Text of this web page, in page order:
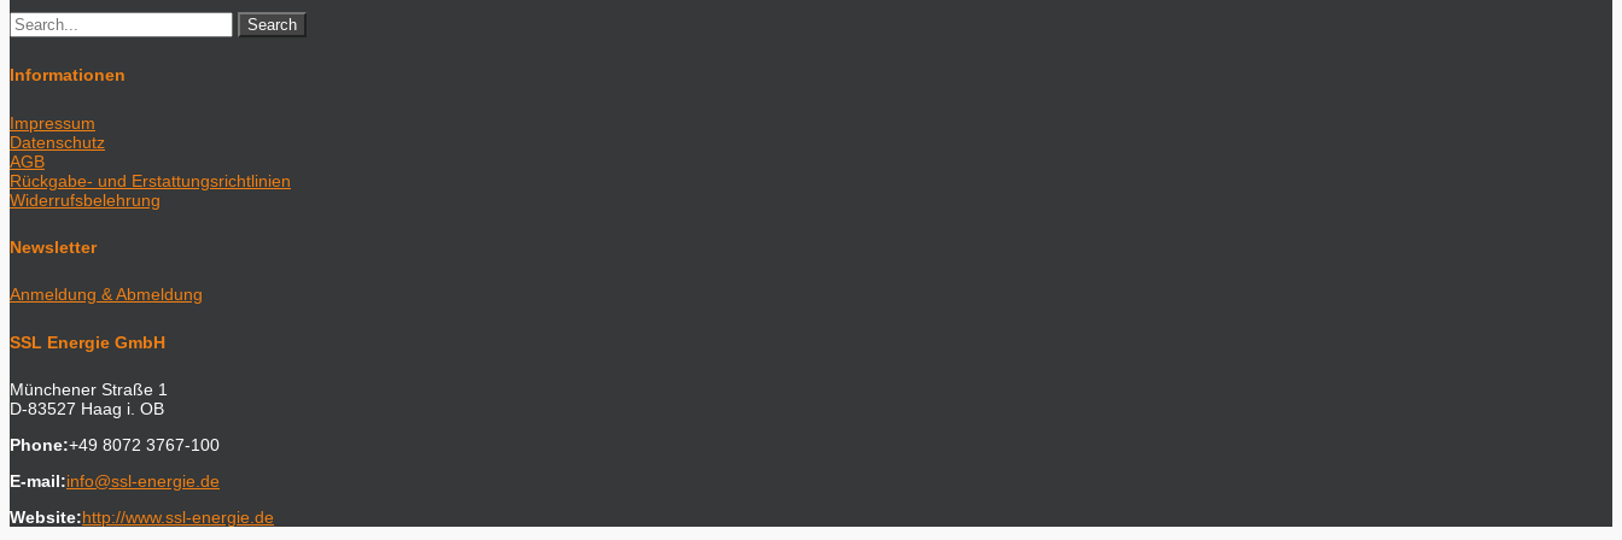
Informationen
Impressum
Datenschutz
AGB
Rückgabe- und Erstattungsrichtlinien
Widerrufsbelehrung
Newsletter
Anmeldung & Abmeldung
SSL Energie GmbH
Münchener Straße 1
D-83527 Haag i. OB
Phone:+49 8072 3767-100
E-mail:info@ssl-energie.de
Website:http://www.ssl-energie.de